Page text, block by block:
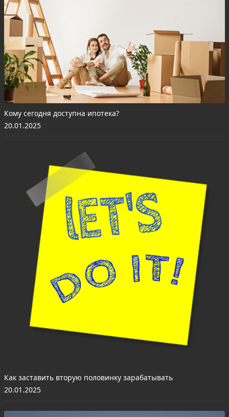
Кому сегодня доступна ипотека?
20.01.2025
Как заставить вторую половинку зарабатывать
20.01.2025